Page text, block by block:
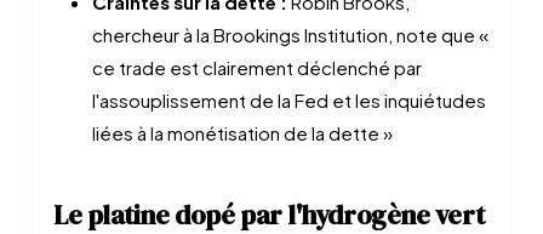
chercheur à la Brookings Institution, note que «
ce trade est clairement déclenché par
l'assouplissement de la Fed et les inquiétudes
liées à la monétisation de la dette »
Le platine dopé par l'hydrogène vert